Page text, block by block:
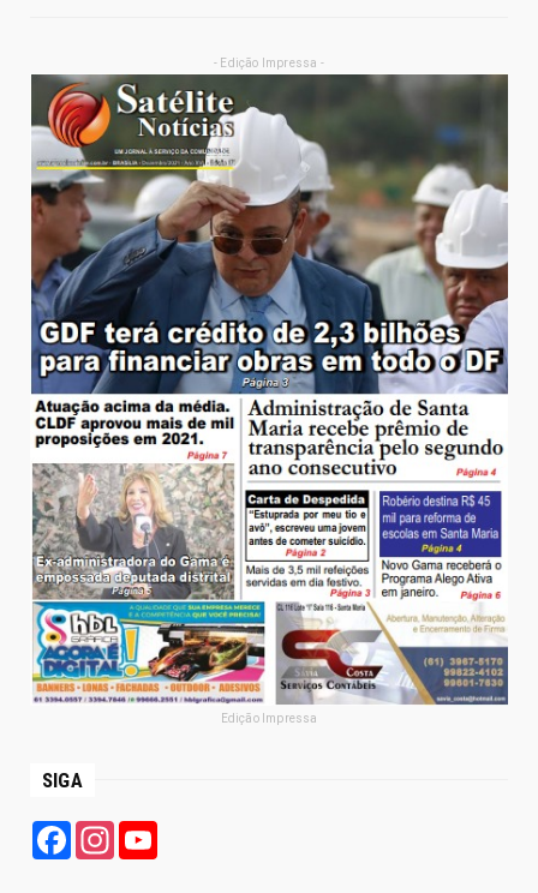
- Edição Impressa -
Edição Impressa
SIGA
FacebookInstagram